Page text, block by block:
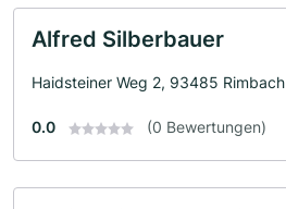
Alfred Silberbauer
Haidsteiner Weg 2, 93485 Rimbach
0.0 (0 Bewertungen)